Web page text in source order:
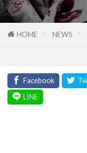
HOME NEWS